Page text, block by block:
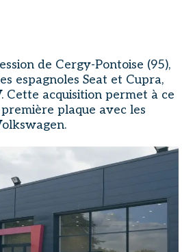
de Cergy-Pontoise (95),
espagnoles Seat et Cupra,
Cette acquisition permet à ce
plaque avec les